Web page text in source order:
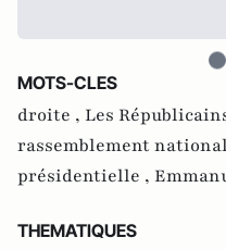
MOTS-CLES
droite , Les
rassemblement
présidentielle ,
THEMATIQUES